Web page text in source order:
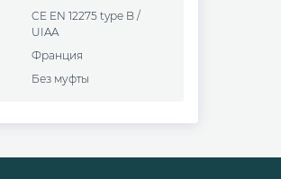
CE EN 12275 type B /
UIAA
Франция
Без муфты